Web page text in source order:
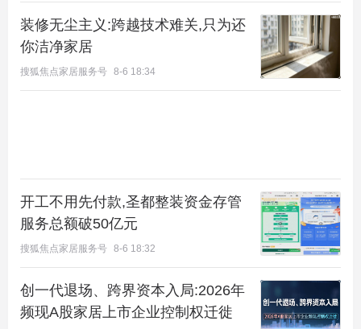
装修无尘主义:跨越技术难关,只为还
你洁净家居
搜狐焦点家居服务号 8-6 18:34
开工不用先付款,圣都整装资金存管
服务总额破50亿元
搜狐焦点家居服务号 8-6 18:32
创一代退场、跨界资本入局:2026年
频现A股家居上市企业控制权迁徙